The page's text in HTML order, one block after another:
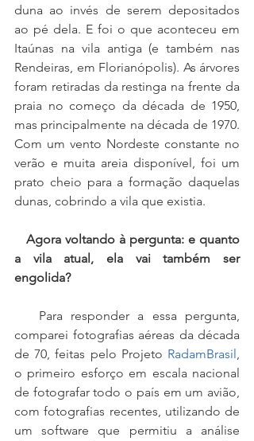
duna ao invés de serem depositados
ao pé dela. E foi o que aconteceu em
Itaúnas na vila antiga (e também nas
Rendeiras, em Florianópolis). As árvores
foram retiradas da restinga na frente da
praia no começo da década de 1950,
mas principalmente na década de 1970.
Com um vento Nordeste constante no
verão e muita areia disponível, foi um
prato cheio para a formação daquelas
dunas, cobrindo a vila que existia.
a vila atual, ela vai também ser
engolida?
comparei fotografias aéreas da década
de 70, feitas pelo Projeto RadamBrasil ,
o primeiro esforço em escala nacional
de fotografar todo o país em um avião,
com fotografias recentes, utilizando de
um software que permitiu a análise